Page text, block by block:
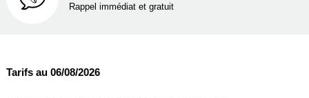
Rappel immédiat et gratuit
Tarifs au 06/08/2026